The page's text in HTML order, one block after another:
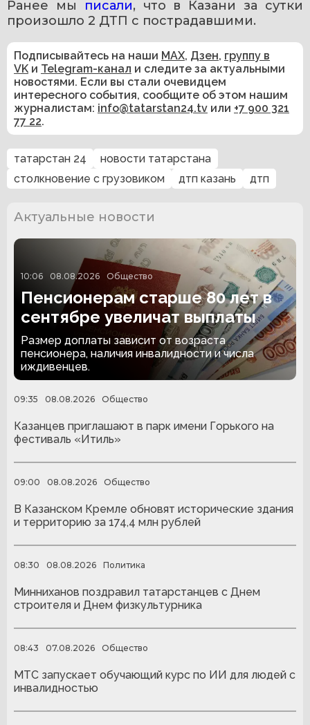
Ранее мы
писали, что в Казани за сутки
произошло 2 ДТП с пострадавшими.
Подписывайтесь на наши MAX, Дзен, группу в
VK и Telegram-канал и следите за актуальными
новостями. Если вы стали очевидцем
интересного события, сообщите об этом нашим
журналистам: info@tatarstan24.tv или +7 900 321
77 22.
татарстан 24
новости татарстана
столкновение с грузовиком
дтп казань дтп
Актуальные новости
10:06 08.08.2026 Общество
Пенсионерам старше 80 лет в
сентябре увеличат выплаты
Размер доплаты зависит от возраста
пенсионера, наличия инвалидности и числа
иждивенцев.
09:35 08.08.2026 Общество
Казанцев приглашают в парк имени Горького на
фестиваль «Итиль»
09:00 08.08.2026 Общество
В Казанском Кремле обновят исторические здания
и территорию за 174,4 млн рублей
08:30 08.08.2026 Политика
Минниханов поздравил татарстанцев с Днем
строителя и Днем физкультурника
08:43 07.08.2026 Общество
МТС запускает обучающий курс по ИИ для людей с
инвалидностью